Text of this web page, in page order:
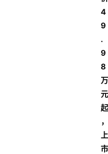
4
9
.
9
8
万
元
起
，
上
市